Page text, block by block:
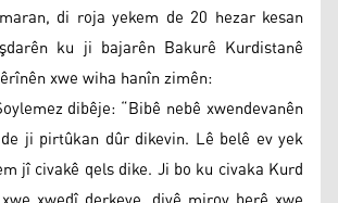
di roja yekem de 20 hezar kesan
ku ji bajarên Bakurê Kurdistanê
xwe wiha hanîn zimên:
dibêje: “Bibê nebê xwendevanên
ji pirtûkan dûr dikevin. Lê belê ev yek
jî civakê qels dike. Ji bo ku civaka Kurd